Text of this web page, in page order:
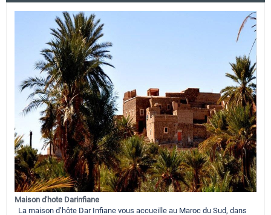
Maison d'hote Darinfiane
La maison d’hôte Dar Infiane vous accueille au Maroc du Sud, dans